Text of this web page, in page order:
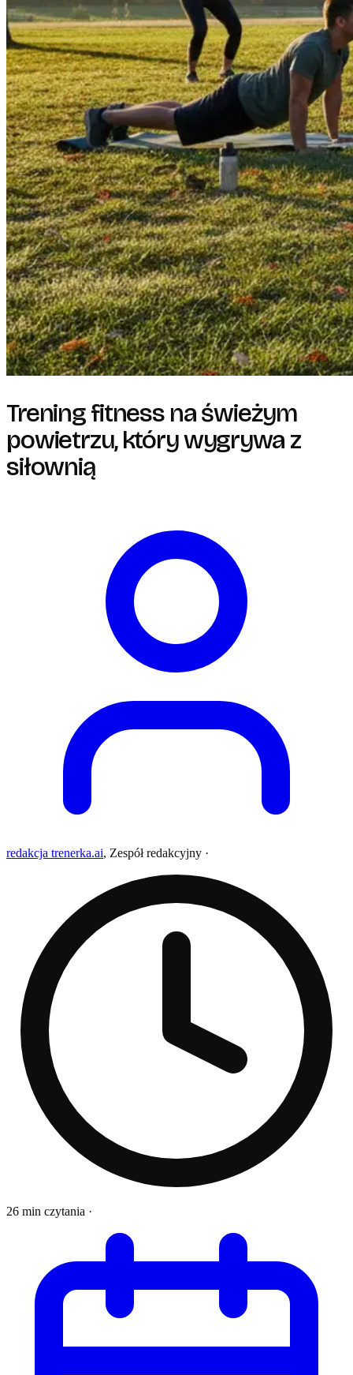
Trening fitness na świeżym
powietrzu, który wygrywa z
siłownią
redakcja trenerka.ai, Zespół redakcyjny ·
26 min czytania ·